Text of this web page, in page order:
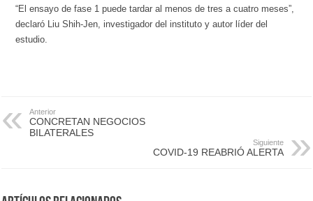
“El ensayo de fase 1 puede tardar al menos de tres a cuatro meses”,
declaró Liu Shih-Jen, investigador del instituto y autor líder del
estudio.
Anterior
CONCRETAN NEGOCIOS
BILATERALES
Siguiente
COVID-19 REABRIÓ ALERTA